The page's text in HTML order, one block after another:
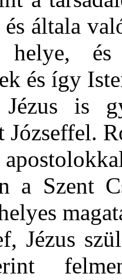
és általa
és
és így
is
Józseffel.
a Szent
Jézus